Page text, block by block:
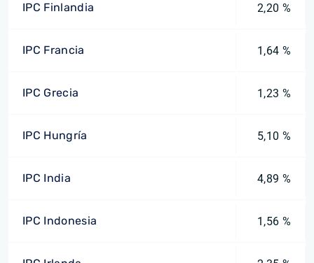
IPC Finlandia 2,20 %
IPC Francia 1,64 %
IPC Grecia 1,23 %
IPC Hungría 5,10 %
IPC India 4,89 %
IPC Indonesia 1,56 %